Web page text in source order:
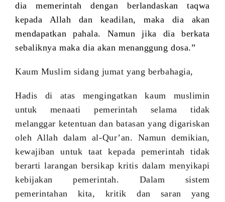
dia memerintah dengan berlandaskan taqwa
kepada Allah dan keadilan, maka dia akan
mendapatkan pahala. Namun jika dia berkata
sebaliknya maka dia akan menanggung dosa.”
Kaum Muslim sidang jumat yang berbahagia,
Hadis di atas mengingatkan kaum muslimin
untuk menaati pemerintah selama tidak
melanggar ketentuan dan batasan yang digariskan
oleh Allah dalam al-Qur’an. Namun demikian,
kewajiban untuk taat kepada pemerintah tidak
berarti larangan bersikap kritis dalam menyikapi
kebijakan pemerintah. Dalam sistem
pemerintahan kita, kritik dan saran yang